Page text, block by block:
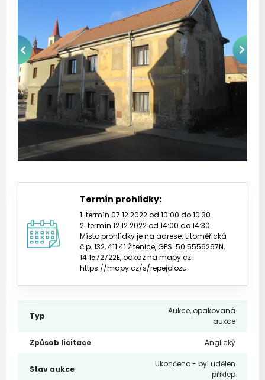
Termín prohlídky:
1. termín 07.12.2022 od 10:00 do 10:30
2. termín 12.12.2022 od 14:00 do 14:30
Místo prohlídky je na adrese: Litoměřická
č.p. 132, 411 41 Žitenice, GPS: 50.5556267N,
14.1572722E, odkaz na mapy.cz:
https://mapy.cz/s/repejolozu.
Typ
Aukce, opakovaná
aukce
Způsob licitace Anglický
Stav aukce
Ukončeno - byl udělen
příklep